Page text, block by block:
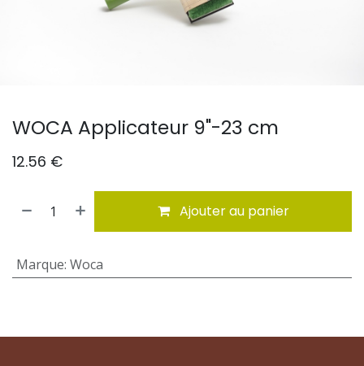
WOCA Applicateur 9"-23 cm
12.56 €
Ajouter au panier
Marque: Woca